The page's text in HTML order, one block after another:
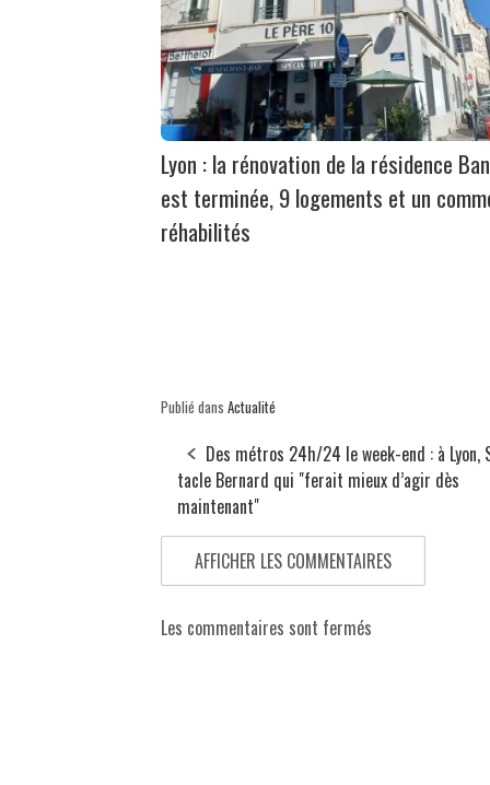
Lyon : la rénovation de la résidence
est terminée, 9 logements et un
réhabilités
Publié dans Actualité
Des métros 24h/24 le week-end : à Lyon,
tacle Bernard qui "ferait mieux d’agir dès
maintenant"
AFFICHER LES COMMENTAIRES
Les commentaires sont fermés